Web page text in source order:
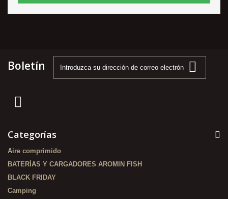
Boletín
Categorías
Aire comprimido
BATERÍAS Y CARGADORES AROMIN FISH
BLACK FRIDAY
Camping